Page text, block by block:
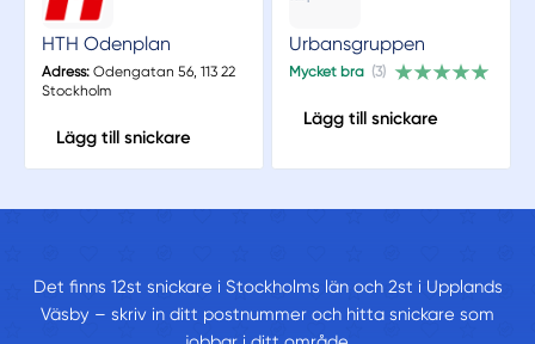
HTH Odenplan
Adress:Odengatan 56, 113 22
Stockholm
Lägg till snickare
Urbansgruppen
Mycket bra (3)
Lägg till snickare
Det finns 12st snickare i Stockholms län och 2st i Upplands
Väsby – skriv in ditt postnummer och hitta snickare som